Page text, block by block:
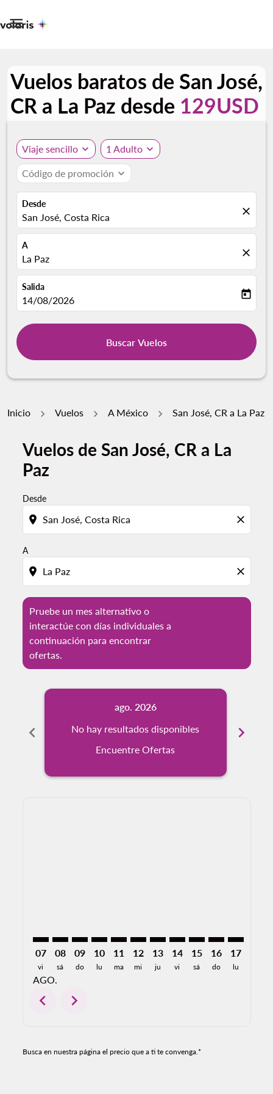

Vuelos baratos de San José,
CR a La Paz desde 129USD
Viaje sencillo expand_more 1 Adulto expand_more
Código de promoción expand_more
Desde
San José, Costa Rica close
A
La Paz close
Salida
fc-booking-departure-date-aria-label
14/08/2026 today
Buscar Vuelos
Inicio Vuelos A México San José, CR a La Paz
Vuelos de San José, CR a La
Paz
Desde
location_on close
A
location_on close
Pruebe un mes alternativo o
interactúe con días individuales a
continuación para encontrar
ofertas.
Pruebe un mes alternativo o interactúe con días
chevron_left
ago. 2026
No hay resultados disponibles
Encuentre Ofertas
chevron_right
07
vi
AGO.
08
sá
09
do
10
lu
11
ma
12
mi
13
ju
14
vi
15
sá
16
do
17
lu
chevron_left chevron_right
Busca en nuestra página el precio que a ti te convenga.*